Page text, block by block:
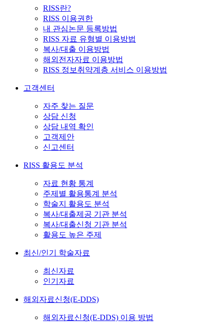
RISS란?
RISS 이용권한
내 관심논문 등록방법
RISS 자료 유형별 이용방법
복사/대출 이용방법
해외전자자료 이용방법
RISS 정보취약계층 서비스 이용방법
고객센터
자주 찾는 질문
상담 신청
상담 내역 확인
고객제안
신고센터
RISS 활용도 분석
자료 현황 통계
주제별 활용통계 분석
학술지 활용도 분석
복사/대출제공 기관 분석
복사/대출신청 기관 분석
활용도 높은 주제
최신/인기 학술자료
최신자료
인기자료
해외자료신청(E-DDS)
해외자료신청(E-DDS) 이용 방법